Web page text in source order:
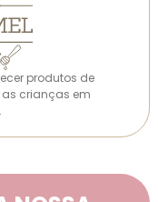
produtos de
as crianças em